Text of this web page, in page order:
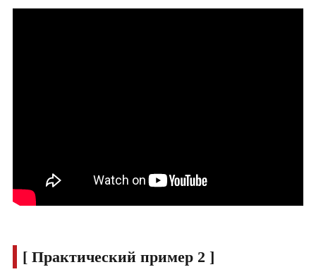
[ Практический пример 2 ]